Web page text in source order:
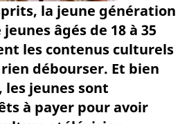
la jeune génération
âgés de 18 à 35
les contenus culturels
débourser. Et bien
jeunes sont
à payer pour avoir